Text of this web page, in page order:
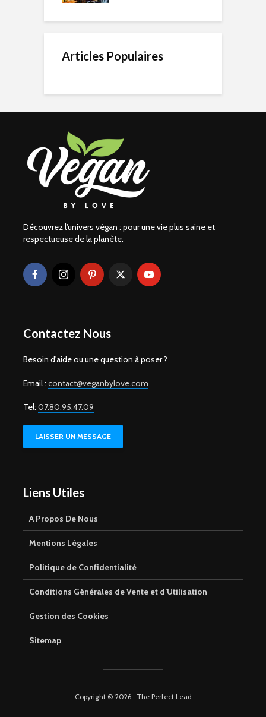
Articles Populaires
Découvrez l'univers végan : pour une vie plus saine et
respectueuse de la planète.
Contactez Nous
Besoin d'aide ou une question à poser ?
Email : contact@veganbylove.com
Tel: 07.80.95.47.09
LAISSER UN MESSAGE
Liens Utiles
A Propos De Nous
Mentions Légales
Politique de Confidentialité
Conditions Générales de Vente et d’Utilisation
Gestion des Cookies
Sitemap
Copyright © 2026 · The Perfect Lead